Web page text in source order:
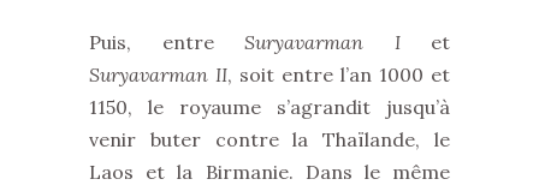
Puis, entre Suryavarman Iet
Suryavarman II, soit entre l’an 1000 et
1150, le royaume s’agrandit jusqu’à
venir buter contre la Thaïlande, le
Laos et la Birmanie. Dans le même